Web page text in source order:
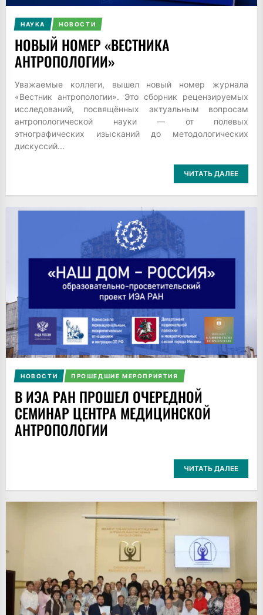
НАУКА НОВОСТИ
НОВЫЙ НОМЕР «ВЕСТНИКА
АНТРОПОЛОГИИ»
Уважаемые коллеги, вышел новый номер журнала
«Вестник антропологии». Это сборник рецензируемых
исследований, посвящённых актуальным вопросам
антропологической науки — от полевых
этнографических изысканий до методологических
дискуссий...
ЧИТАТЬ ДАЛЕЕ
НОВОСТИ ПРОШЕДШИЕ МЕРОПРИЯТИЯ
В ИЭА РАН ПРОШЕЛ ОЧЕРЕДНОЙ
СЕМИНАР ЦЕНТРА МЕДИЦИНСКОЙ
АНТРОПОЛОГИИ
ЧИТАТЬ ДАЛЕЕ